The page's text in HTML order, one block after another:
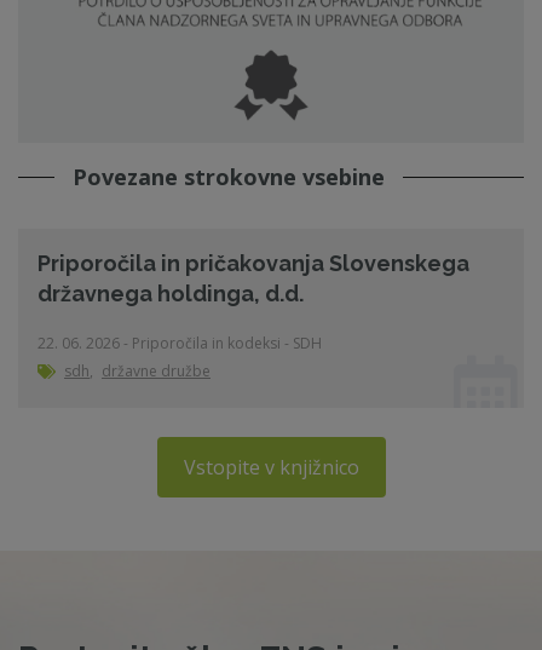
Povezane strokovne vsebine
Priporočila in pričakovanja Slovenskega
državnega holdinga, d.d.
22. 06. 2026 - Priporočila in kodeksi - SDH
sdh, državne družbe
Vstopite v knjižnico